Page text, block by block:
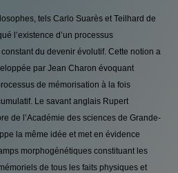
tels Carlo Suarès et Teilhard de
l’existence d’un processus
du devenir évolutif. Cette notion a
par Jean Charon évoquant
de mémorisation à la fois
Le savant anglais Rupert
de l’Académie des sciences de Grande-
la même idée et met en évidence
morphogénétiques constituant les
de tous les faits physiques et